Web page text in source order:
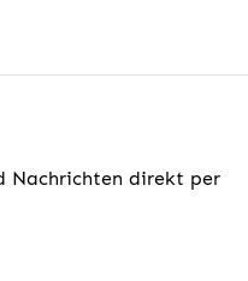
Nachrichten direkt per